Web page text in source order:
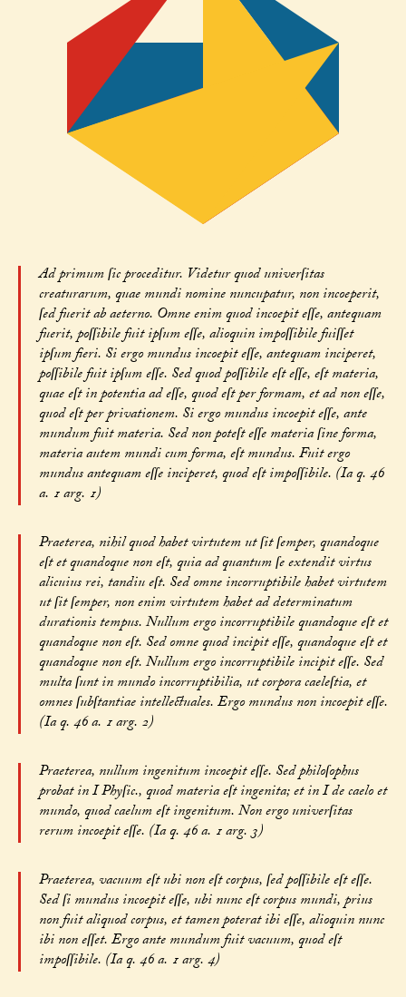
Ad primum ſic proceditur. Videtur quod univerſitas
creaturarum, quae mundi nomine nuncupatur, non incoeperit,
ſed fuerit ab aeterno. Omne enim quod incoepit eſſe, antequam
fuerit, poſſibile fuit ipſum eſſe, alioquin impoſſibile fuiſſet
ipſum fieri. Si ergo mundus incoepit eſſe, antequam inciperet,
poſſibile fuit ipſum eſſe. Sed quod poſſibile eſt eſſe, eſt materia,
quae eſt in potentia ad eſſe, quod eſt per formam, et ad non eſſe,
quod eſt per privationem. Si ergo mundus incoepit eſſe, ante
mundum fuit materia. Sed non poteſt eſſe materia ſine forma,
materia autem mundi cum forma, eſt mundus. Fuit ergo
mundus antequam eſſe inciperet, quod eſt impoſſibile. (Ia q. 46
a. 1 arg. 1)
Praeterea, nihil quod habet virtutem ut ſit ſemper, quandoque
eſt et quandoque non eſt, quia ad quantum ſe extendit virtus
alicuius rei, tandiu eſt. Sed omne incorruptibile habet virtutem
ut ſit ſemper, non enim virtutem habet ad determinatum
durationis tempus. Nullum ergo incorruptibile quandoque eſt et
quandoque non eſt. Sed omne quod incipit eſſe, quandoque eſt et
quandoque non eſt. Nullum ergo incorruptibile incipit eſſe. Sed
multa ſunt in mundo incorruptibilia, ut corpora caeleſtia, et
omnes ſubſtantiae intellectuales. Ergo mundus non incoepit eſſe.
(Ia q. 46 a. 1 arg. 2)
Praeterea, nullum ingenitum incoepit eſſe. Sed philoſophus
probat in I Phyſic., quod materia eſt ingenita; et in I de caelo et
mundo, quod caelum eſt ingenitum. Non ergo univerſitas
rerum incoepit eſſe. (Ia q. 46 a. 1 arg. 3)
Praeterea, vacuum eſt ubi non eſt corpus, ſed poſſibile eſt eſſe.
Sed ſi mundus incoepit eſſe, ubi nunc eſt corpus mundi, prius
non fuit aliquod corpus, et tamen poterat ibi eſſe, alioquin nunc
ibi non eſſet. Ergo ante mundum fuit vacuum, quod eſt
impoſſibile. (Ia q. 46 a. 1 arg. 4)